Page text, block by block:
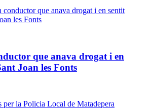
que anava drogat i en
Joan les Fonts